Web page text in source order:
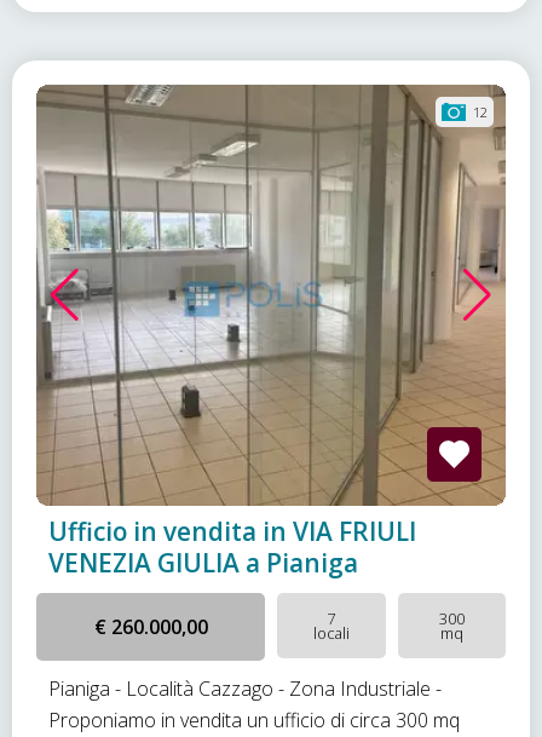
12
Ufficio in vendita in VIA FRIULI
VENEZIA GIULIA a Pianiga
€ 260.000,00 7
locali
300
mq
Pianiga - Località Cazzago - Zona Industriale -
Proponiamo in vendita un ufficio di circa 300 mq